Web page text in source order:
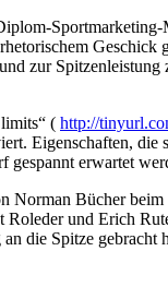
Geschick
zur
( http://
Eigenschaften,
gespannt erwartet
Norman Bücher
und Erich
die Spitze